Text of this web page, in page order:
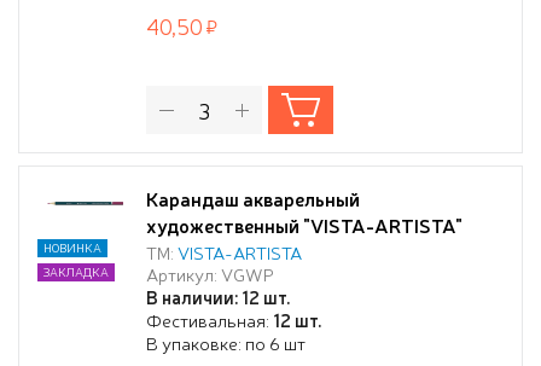
40,50
Карандаш акварельный
художественный "VISTA-ARTISTA"
"Gallery" заточенный 310 Краплак
красный (Madder lake red)
ТМ:VISTA-ARTISTA
Артикул: VGWP
В наличии: 12 шт.
Фестивальная: 12 шт.
В упаковке: по 6 шт
НОВИНКА
ЗАКЛАДКА